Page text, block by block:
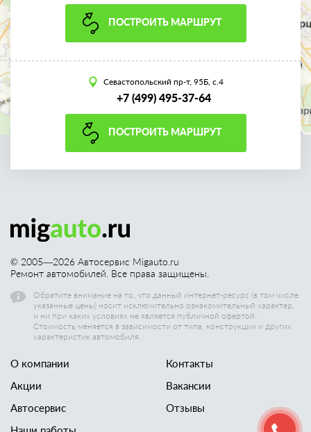
ПОСТРОИТЬ МАРШРУТ
Севастопольский пр-т, 95Б, с.4
+7 (499) 495-37-64
ПОСТРОИТЬ МАРШРУТ
© 2005—2026 Автосервис Migauto.ru
Ремонт автомобилей. Все права защищены.
Обратите внимание на то, что данный интернет-ресурс (в том числе
указанные цены) носит исключительно ознакомительный характер,
и ни при каких условиях не является публичной офертой.
Стоимость меняется в зависимости от типа, конструкции и других
характеристик автомобиля.
О компании
Акции
Автосервис
Контакты
Вакансии
Отзывы